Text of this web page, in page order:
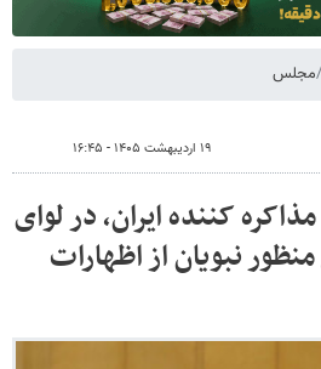
مجلس
۱۹ اردیبهشت ۱۴۰۵ - ۱۶:۴۵
کننده ایران، در لوای
نبویان از اظهارات